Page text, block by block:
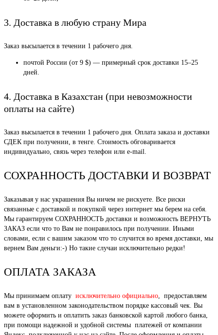
3. Доставка в любую страну Мира
Заказ высылается в течении 1 рабочего дня.
почтой России (от 9 $) — примерный срок доставки 15–25
дней.
4. Доставка в Казахстан (при невозможности
оплаты на сайте)
Заказ высылается в течении 1 рабочего дня. Оплата заказа и доставки
СДЕК при получении, в тенге. Стоимость обговаривается
индивидуально, связь через телефон или e-mail.
СОХРАННОСТЬ ДОСТАВКИ И ВОЗВРАТ
Заказывая у нас украшения Вы ничем не рискуете. Все риски
связанные с доставкой и покупкой через интернет мы берем на себя.
Мы гарантируем СОХРАННОСТЬ доставки и возможность ВЕРНУТЬ
ЗАКАЗ если что то Вам не понравилось при получении. Иными
словами, если с вашим заказом что то случится во время доставки, мы
вернем Вам деньги:-) Но такие случаи исключительно редки!
ОПЛАТА ЗАКАЗА
Мы принимаем оплату исключительно официально, предоставляем
вам в установленном законодательством порядке кассовый чек. Вы
можете оформить и оплатить заказ банковской картой любого банка,
при помощи надежной и удобной системы платежей от компании